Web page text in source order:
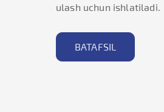
ulash uchun ishlatiladi.
BATAFSIL